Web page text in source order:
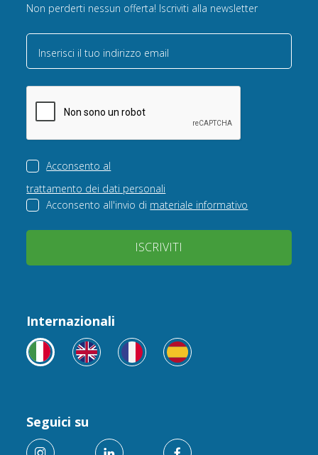
Non perderti nessun offerta! Iscriviti alla newsletter
Inserisci il tuo indirizzo email
Acconsento al
trattamento dei dati personali
Acconsento all'invio di materiale informativo
ISCRIVITI
Internazionali
Seguici su